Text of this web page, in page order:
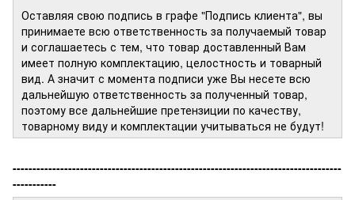
Оставляя свою подпись в графе "Подпись клиента", вы
принимаете всю ответственность за получаемый товар
и соглашаетесь с тем, что товар доставленный Вам
имеет полную комплектацию, целостность и товарный
вид. А значит с момента подписи уже Вы несете всю
дальнейшую ответственность за полученный товар,
поэтому все дальнейшие претензиции по качеству,
товарному виду и комплектации учитываться не будут!
-----------------------------------------------------------------------------------
-----------